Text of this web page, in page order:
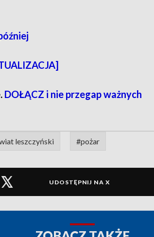
DOŁĄCZ i nie przegap ważnych
leszczyński #pożar
UDOSTĘPNIJ NA X